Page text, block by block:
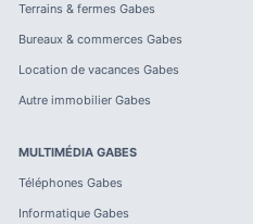
Terrains & fermes Gabes
Bureaux & commerces Gabes
Location de vacances Gabes
Autre immobilier Gabes
MULTIMÉDIA GABES
Téléphones Gabes
Informatique Gabes